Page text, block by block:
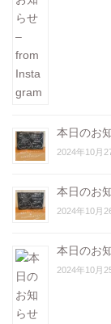
本日のお
2024年10月
本日のお
2024年10月
本日のお
2024年10月